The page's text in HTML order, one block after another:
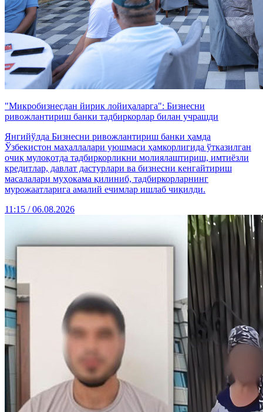
"Микробизнесдан йирик лойиҳаларга": Бизнесни
ривожлантириш банки тадбиркорлар билан учрашди
Янгийўлда Бизнесни ривожлантириш банки ҳамда
Ўзбекистон маҳаллалари уюшмаси ҳамкорлигида ўтказилган
очиқ мулоқотда тадбиркорликни молиялаштириш, имтиёзли
кредитлар, давлат дастурлари ва бизнесни кенгайтириш
масалалари муҳокама қилиниб, тадбиркорларнинг
мурожаатларига амалий ечимлар ишлаб чиқилди.
11:15 / 06.08.2026